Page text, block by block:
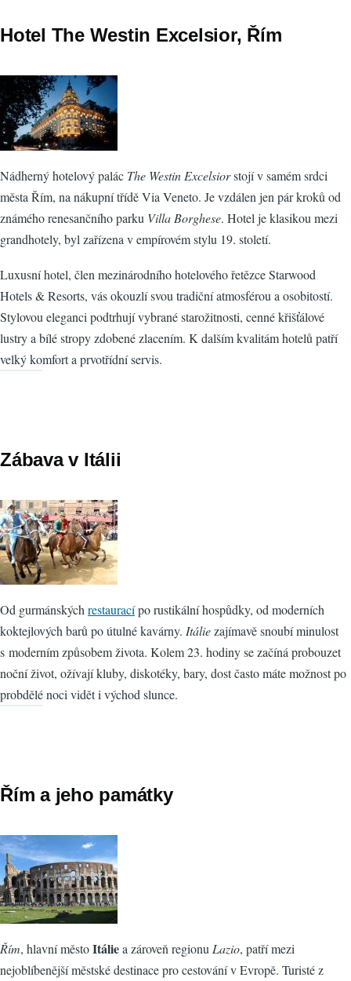
Hotel The Westin Excelsior, Řím
Nádherný hotelový palác The Westin Excelsiorstojí v samém srdci
města Řím, na nákupní třídě Via Veneto. Je vzdálen jen pár kroků od
známého renesančního parku Villa Borghese. Hotel je klasikou mezi
grandhotely, byl zařízena v empírovém stylu 19. století.
Luxusní hotel, člen mezinárodního hotelového řetězce Starwood
Hotels & Resorts, vás okouzlí svou tradiční atmosférou a osobitostí.
Stylovou eleganci podtrhují vybrané starožitnosti, cenné křišťálové
lustry a bílé stropy zdobené zlacením. K dalším kvalitám hotelů patří
velký komfort a prvotřídní servis.
Zábava v Itálii
Od gurmánských restauracípo rustikální hospůdky, od moderních
koktejlových barů po útulné kavárny. Itáliezajímavě snoubí minulost
s moderním způsobem života. Kolem 23. hodiny se začíná probouzet
noční život, ožívají kluby, diskotéky, bary, dost často máte možnost po
probdělé noci vidět i východ slunce.
Řím a jeho památky
Řím, hlavní městoItáliea zároveň regionu Lazio, patří mezi
nejoblíbenější městské destinace pro cestování v Evropě. Turisté z